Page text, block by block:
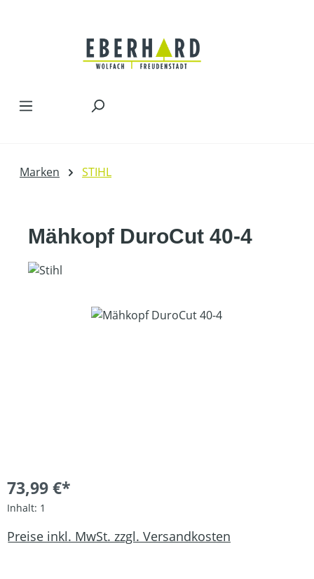
Marken STIHL
Mähkopf DuroCut 40-4
Bildergalerie überspringen
73,99 €*
Inhalt: 1
Preise inkl. MwSt. zzgl. Versandkosten